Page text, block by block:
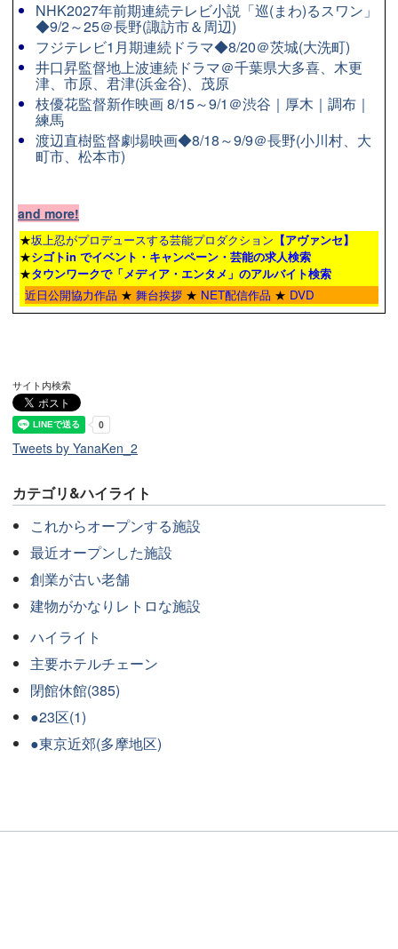
NHK2027年前期連続テレビ小説「巡(まわ)るスワン」
◆9/2～25＠長野(諏訪市＆周辺)
フジテレビ1月期連続ドラマ◆8/20＠茨城(大洗町)
井口昇監督地上波連続ドラマ＠千葉県大多喜、木更
津、市原、君津(浜金谷)、茂原
枝優花監督新作映画 8/15～9/1＠渋谷｜厚木｜調布｜
練馬
渡辺直樹監督劇場映画◆8/18～9/9＠長野(小川村、大
町市、松本市)
and more!
★坂上忍がプロデュースする芸能プロダクション 【アヴァンセ】
★シゴトin でイベント・キャンペーン・芸能の求人検索
★タウンワークで「メディア・エンタメ」のアルバイト検索
近日公開協力作品 ★ 舞台挨拶 ★ NET配信作品 ★ DVD
サイト内検索
Tweets by YanaKen_2
カテゴリ&ハイライト
これからオープンする施設
最近オープンした施設
創業が古い老舗
建物がかなりレトロな施設
ハイライト
主要ホテルチェーン
閉館休館(385)
●23区(1)
●東京近郊(多摩地区)